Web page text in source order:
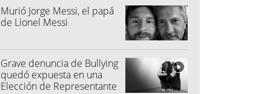
Murió Jorge Messi, el papá
de Lionel Messi
Grave denuncia de Bullying
quedó expuesta en una
Elección de Representante